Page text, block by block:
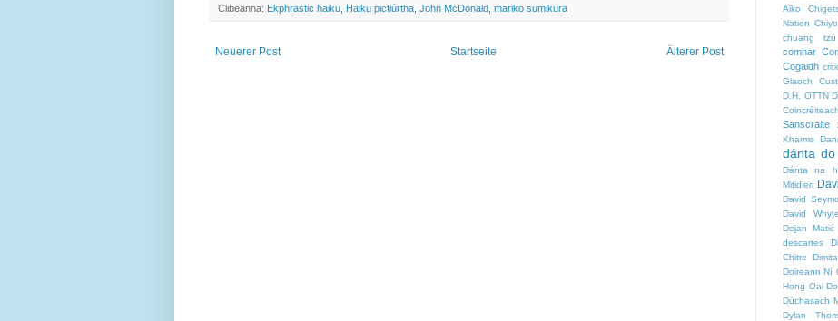
Clibeanna: Ekphrastic haiku Haiku pictiúrtha John McDonald mariko sumikura
Neuerer Post Älterer Post
Startseite
Aiko
Nation
chuang tzú
comhar
Cogaidh
Glaoch
D.H. OTTN
Coincréiteach
Sanscraite
Kharms
dánta
Dánta na
Mitidieri
David
David Whyte
Dejan Matić
descartes
Chitre
Doireann Ní
Hong Oai
Dúchasach
Dylan